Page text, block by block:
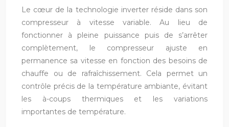
Le cœur de la technologie inverter réside dans son
compresseur à vitesse variable. Au lieu de
fonctionner à pleine puissance puis de s’arrêter
complètement, le compresseur ajuste en
permanence sa vitesse en fonction des besoins de
chauffe ou de rafraîchissement. Cela permet un
contrôle précis de la température ambiante, évitant
les à-coups thermiques et les variations
importantes de température.